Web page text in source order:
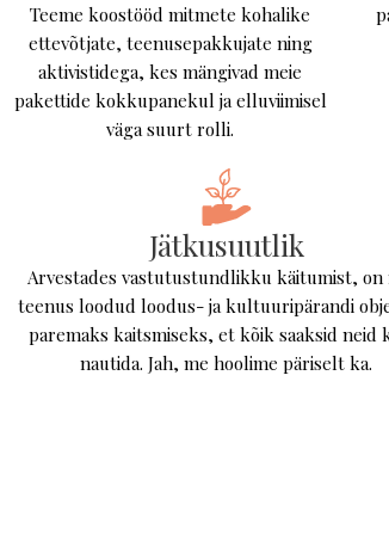
Teeme koostööd mitmete kohalike
ettevõtjate, teenusepakkujate ning
aktivistidega, kes mängivad meie
pakettide kokkupanekul ja elluviimisel
väga suurt rolli.
Jätkusuutlik
Arvestades vastutustundlikku käitumist, on
teenus loodud loodus- ja kultuuripärandi
paremaks kaitsmiseks, et kõik saaksid neid
nautida. Jah, me hoolime päriselt ka.